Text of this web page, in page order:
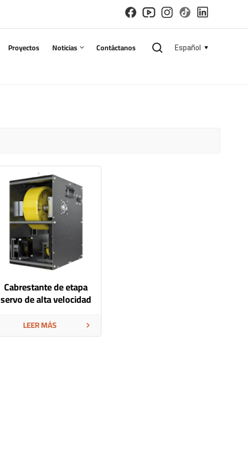
Proyectos Noticias Contáctanos Español
Cabrestante de etapa
servo de alta velocidad
LEER MÁS